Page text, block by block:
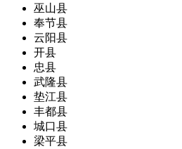
巫山县
奉节县
云阳县
开县
忠县
武隆县
垫江县
丰都县
城口县
梁平县